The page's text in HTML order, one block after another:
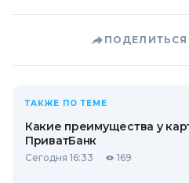
ТАКЖЕ ПО ТЕМЕ
Какие преимущества у
ПриватБанк
Сегодня 16:33 169